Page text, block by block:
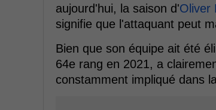
aujourd'hui, la saison d'Oliver
signifie que l'attaquant peut
Bien que son équipe ait été
64e rang en 2021, a
constamment impliqué dans